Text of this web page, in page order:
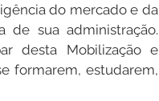
do mercado e da
de sua administração.
desta Mobilização e
formarem, estudarem,